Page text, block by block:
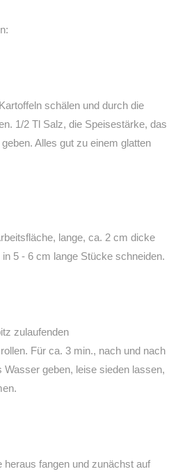
schälen und durch die
1/2 Tl Salz, die Speisestärke, das
Alles gut zu einem glatten
lange, ca. 2 cm dicke
5 - 6 cm lange Stücke schneiden.
zulaufenden
Für ca. 3 min., nach und nach
Wasser geben, leise sieden lassen,
heraus fangen und zunächst auf